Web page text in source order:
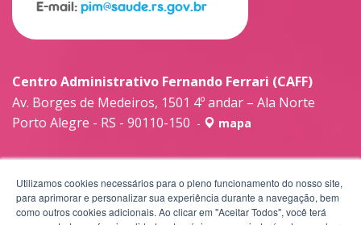
Centro Administrativo Fernando Ferrari (CAFF)
Av. Borges de Medeiros, 1501 4º andar – Ala Norte
Porto Alegre - RS - 90110-150 - mapa
E-mail: pim@saude.rs.gov.br
Utilizamos cookies necessários para o pleno funcionamento do nosso site,
para aprimorar e personalizar sua experiência durante a navegação, bem
como outros cookies adicionais. Ao clicar em "Aceitar Todos", você terá